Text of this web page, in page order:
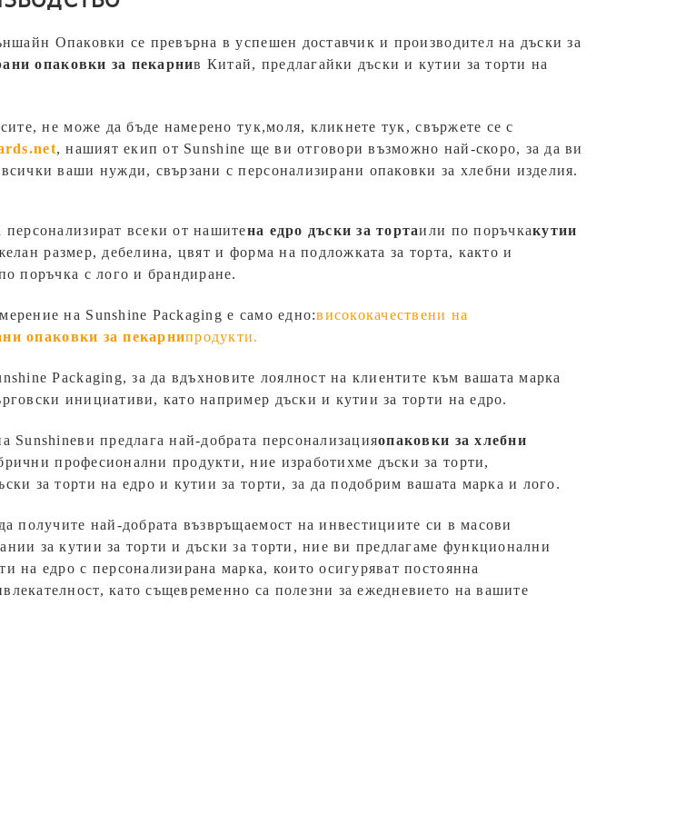
Опаковки се превърна в успешен доставчик и производител на дъски за
опаковки за пекарнив Китай, предлагайки дъски и кутии за торти на
не може да бъде намерено тук,моля, кликнете тук, свържете се с
, нашият екип от Sunshine ще ви отговори възможно най-скоро, за да ви
ваши нужди, свързани с персонализирани опаковки за хлебни изделия.
всеки от нашитена едро дъски за тортаили по поръчкакутии
размер, дебелина, цвят и форма на подложката за торта, както и
поръчка с лого и брандиране.
на Sunshine Packaging е само едно:висококачествени на
опаковки за пекарнипродукти.
Packaging, за да вдъхновите лоялност на клиентите към вашата марка
инициативи, като например дъски и кутии за торти на едро.
Sunshineви предлага най-добрата персонализацияопаковки за хлебни
професионални продукти, ние изработихме дъски за торти,
за торти на едро и кутии за торти, за да подобрим вашата марка и лого.
получите най-добрата възвръщаемост на инвестициите си в масови
за кутии за торти и дъски за торти, ние ви предлагаме функционални
на едро с персонализирана марка, които осигуряват постоянна
като същевременно са полезни за ежедневието на вашите